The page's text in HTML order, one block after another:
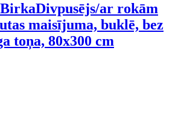
Divpusējs/ar rokām
maisījuma, buklē, bez
toņa, 80x300 cm